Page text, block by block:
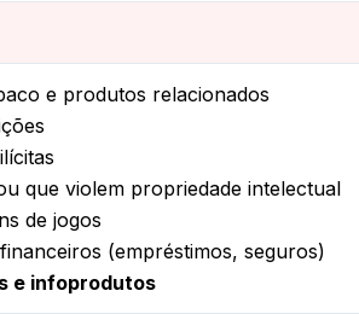
e produtos relacionados
que violem propriedade intelectual
de jogos
(empréstimos, seguros)
e infoprodutos